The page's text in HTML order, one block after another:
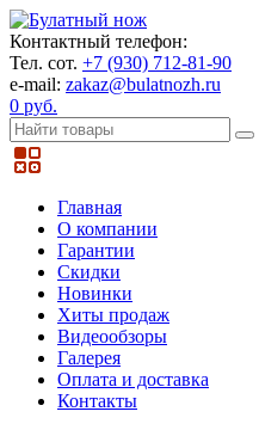
Контактный телефон:
Тел. сот. +7 (930) 712-81-90
e-mail: zakaz@bulatnozh.ru
0 руб.
Главная
О компании
Гарантии
Скидки
Новинки
Хиты продаж
Видеообзоры
Галерея
Оплата и доставка
Контакты